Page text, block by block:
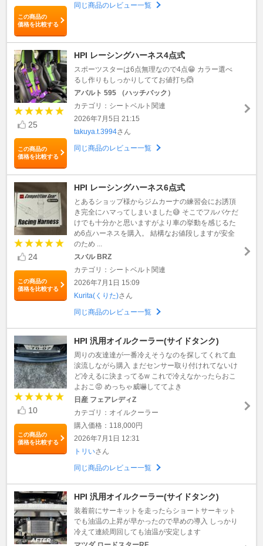
この商品の
価格を比較する
同じ商品のレビュー一覧
25
この商品の
価格を比較する
HPI レーシングハーネス4点式
スポーツスターは6点無理なので4点😁 カラー選べ
るし作りもしっかりしててお値打ち🙆
アバルト 595 （ハッチバック）
カテゴリ：シートベルト関連
2026年7月5日 21:15
takuya.t.3994さん
同じ商品のレビュー一覧
24
この商品の
価格を比較する
HPI レーシングハーネス6点式
とあるショップ様からジムカーナの練習会にお誘頂
き完全にハマってしまいました😅 そこでフルバケだ
けでも十分かと思いますがより車の挙動を感じるた
め6点ハーネスを購入。 結構なお値段しますが安全
のため ...
スバル BRZ
カテゴリ：シートベルト関連
2026年7月1日 15:09
Kurita(くりた)さん
同じ商品のレビュー一覧
10
この商品の
価格を比較する
HPI 汎用オイルクーラー(サイドタンク)
周りの友達達が一番冷えそうなのを探してくれて血
涙流しながら購入 まだセンサー取り付けれてないけ
ど冷えるに決まってるw これで冷えなかったらおこ
よおこ😡 めっちゃ威嚇しててよき
日産 フェアレディZ
カテゴリ：オイルクーラー
購入価格：118,000円
2026年7月1日 12:31
トリいさん
同じ商品のレビュー一覧
HPI 汎用オイルクーラー(サイドタンク)
装着前にサーキットを走ったらショートサーキット
でも油温の上昇が早かったので早めの導入 しっかり
冷えて連続周回しても油温が安定します